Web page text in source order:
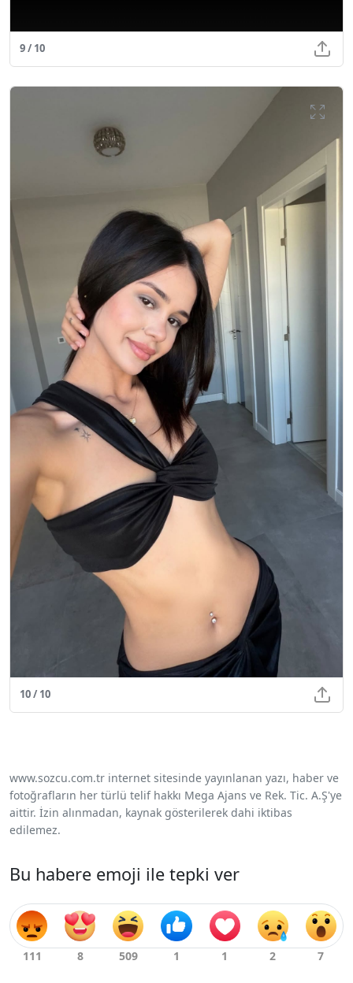
9 / 10
10 / 10
www.sozcu.com.tr internet sitesinde yayınlanan yazı, haber ve
fotoğrafların her türlü telif hakkı Mega Ajans ve Rek. Tic. A.Ş'ye
aittir. İzin alınmadan, kaynak gösterilerek dahi iktibas
edilemez.
Bu habere emoji ile tepki ver